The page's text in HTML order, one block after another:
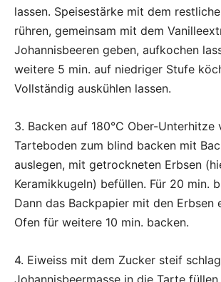
lassen. Speisestärke mit dem
rühren, gemeinsam mit dem
Johannisbeeren geben, aufkochen
weitere 5 min. auf niedriger Stufe
Vollständig auskühlen lassen.
3. Backen auf 180°C Ober-Unterhitze
Tarteboden zum blind backen mit
auslegen, mit getrockneten Erbsen
Keramikkugeln) befüllen. Für 20 min.
Dann das Backpapier mit den Erbsen
Ofen für weitere 10 min. backen.
4. Eiweiss mit dem Zucker steif
Johannisbeermasse in die Tarte